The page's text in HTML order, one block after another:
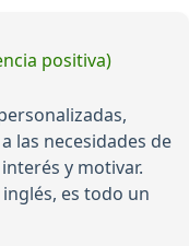
positiva)
las necesidades de
y motivar.
es todo un